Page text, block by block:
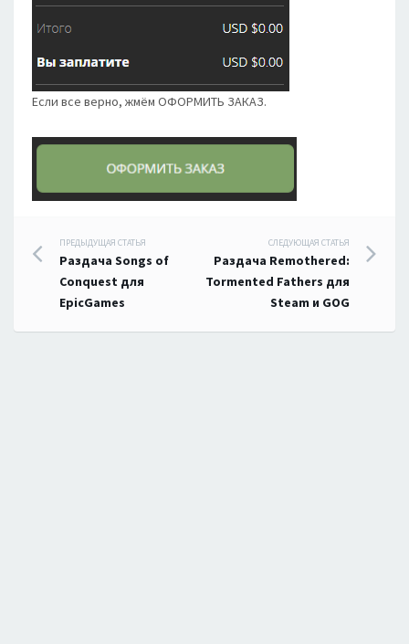
Если все верно, жмём ОФОРМИТЬ ЗАКАЗ.
Навигация
по
записям
ПРЕДЫДУЩАЯ СТАТЬЯ
Раздача Songs of
Conquest для
EpicGames
СЛЕДУЮЩАЯ СТАТЬЯ
Раздача Remothered:
Tormented Fathers для
Steam и GOG